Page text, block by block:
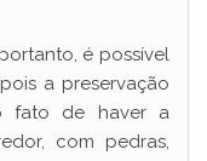
é possível
a preservação
fato de haver a
com pedras,